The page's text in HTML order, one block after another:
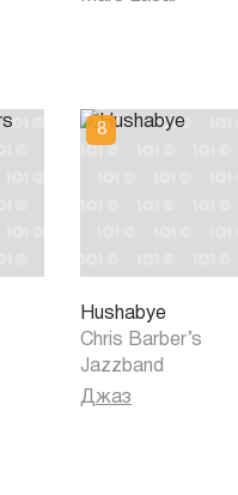
Hushabye
Chris Barber’s
Jazzband
Джаз